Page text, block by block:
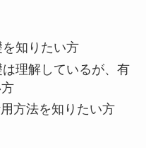
知りたい方
理解しているが、有
方法を知りたい方